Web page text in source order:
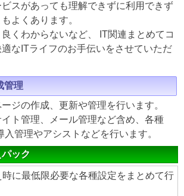
スがあっても理解できずに利用できず
よくあります。
くわからないなど、 IT関連まとめてコ
なITライフのお手伝いをさせていただ
管理
ジの作成、更新や管理を行います。
イト管理、メール管理など含め、各種
管理やアシストなどを行います。
ック
に最低限必要な各種設定をまとめて行